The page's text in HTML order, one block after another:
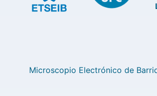
Microscopio Electrónico de